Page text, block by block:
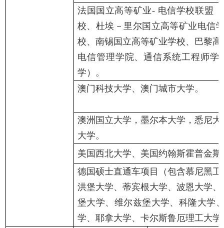
法国国立高等矿业- 电信学校联盟
校、 杜埃－里尔国立高等矿业电信
校、南锡国立高等矿业学校、巴黎
电信管理学院、通信系统工程师
学）。
澳门科技大学、 澳门城市大学。
澳洲国立大学，墨尔本大学，悉尼
大学。
美国西北大学、美国约翰斯霍普金斯
德国硕士直通车项目（包含慕尼黑
洪堡大学、蒂宾根大学、波恩大学
堡大学、维尔兹堡大学、科隆大学
学、耶拿大学、卡尔斯鲁厄理工大